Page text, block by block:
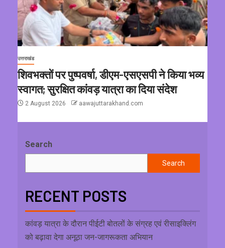
उत्तराखंड
शिवभक्तों पर पुष्पवर्षा, डीएम-एसएसपी ने किया भव्य
स्वागत; सुरक्षित कांवड़ यात्रा का दिया संदेश
2 August 2026 aawajuttarakhand.com
Search
Search
RECENT POSTS
कांवड़ यात्रा के दौरान पीईटी बोतलों के संग्रह एवं रीसाइक्लिंग
को बढ़ावा देगा अनूठा जन-जागरूकता अभियान